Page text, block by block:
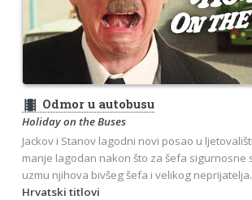
theaters Odmor u autobusu
Holiday on the Buses
Jackov i Stanov lagodni novi posao u
manje lagodan nakon što za šefa sigurnosne
uzmu njihova bivšeg šefa i velikog neprijatelja.
Hrvatski titlovi